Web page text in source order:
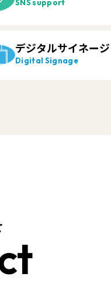
SNS support
デジタルサイネージ
Digital Signage